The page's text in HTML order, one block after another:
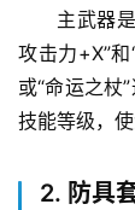
主武器
攻击力+X”
或“命运之杖
技能等级，
2. 防具